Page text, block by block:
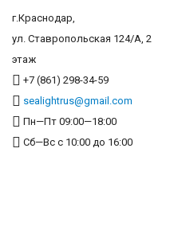
г.Краснодар,
ул. Ставропольская 124/А, 2
этаж
+7 (861) 298-34-59
sealightrus@gmail.com
Пн—Пт 09:00—18:00
Сб—Вс с 10:00 до 16:00